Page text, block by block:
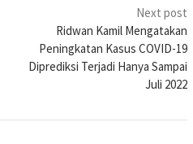
Next post
Ridwan Kamil Mengatakan
Peningkatan Kasus COVID-19
Diprediksi Terjadi Hanya Sampai
Juli 2022